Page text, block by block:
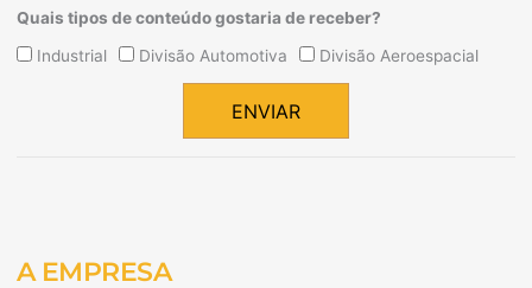
Quais tipos de conteúdo gostaria de receber?
QuaisIndustrial Divisão Automotiva Divisão Aeroespacial
ENVIAR
A EMPRESA